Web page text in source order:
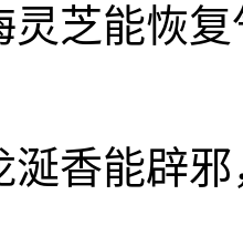
灵芝能恢
涎香能辟